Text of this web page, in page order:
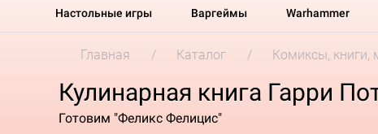
Настольные игры Варгеймы Warhammer
Главная Каталог Комиксы, книги,
Кулинарная книга Гарри
Готовим "Феликс Фелицис"